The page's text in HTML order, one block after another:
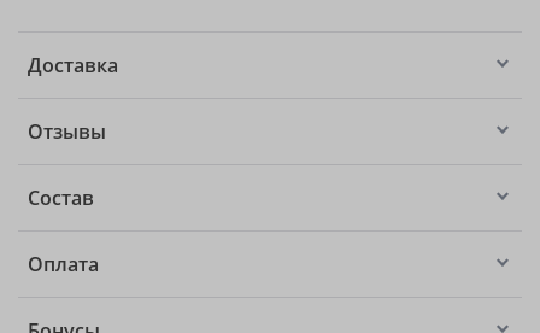
Доставка
Отзывы
Состав
Оплата